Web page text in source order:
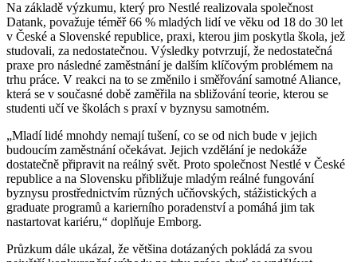
Na základě výzkumu, který pro Nestlé realizovala společnost
Datank, považuje téměř 66 % mladých lidí ve věku od 18 do 30 let
v České a Slovenské republice, praxi, kterou jim poskytla škola, jež
studovali, za nedostatečnou. Výsledky potvrzují, že nedostatečná
praxe pro následné zaměstnání je dalším klíčovým problémem na
trhu práce. V reakci na to se změnilo i směřování samotné Aliance,
která se v současné době zaměřila na sbližování teorie, kterou se
studenti učí ve školách s praxí v byznysu samotném.
„Mladí lidé mnohdy nemají tušení, co se od nich bude v jejich
budoucím zaměstnání očekávat. Jejich vzdělání je nedokáže
dostatečně připravit na reálný svět. Proto společnost Nestlé v České
republice a na Slovensku přibližuje mladým reálné fungování
byznysu prostřednictvím různých učňovských, stážistických a
graduate programů a karierního poradenství a pomáhá jim tak
nastartovat kariéru,“ doplňuje Emborg.
Průzkum dále ukázal, že většina dotázaných pokládá za svou